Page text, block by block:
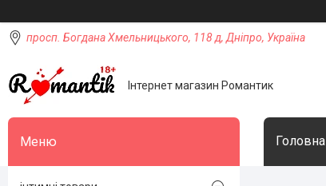
просп. Богдана Хмельницького, 118 д, Дніпро, Україна
Інтернет магазин Романтик
Головна